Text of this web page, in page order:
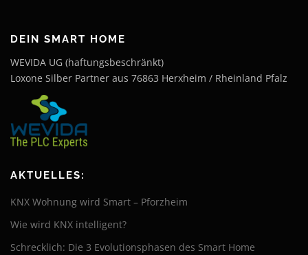
DEIN SMART HOME
WEVIDA UG (haftungsbeschränkt)
Loxone Silber Partner aus 76863 Herxheim / Rheinland Pfalz
AKTUELLES:
KNX Wohnung wird Smart – Pforzheim
Wie wird KNX intelligent?
Schrecklich: Die 3 Evolutionsphasen des Smart Home